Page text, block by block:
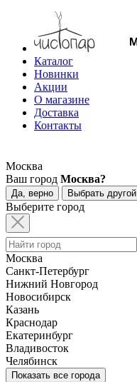
Каталог
Новинки
Акции
О магазине
Доставка
Контакты
Москва
Ваш город Москва?
Да, верно Выбрать другой
Выберите город
Москва
Санкт-Петербург
Нижний Новгород
Новосибирск
Казань
Краснодар
Екатеринбург
Владивосток
Челябинск
Показать все города